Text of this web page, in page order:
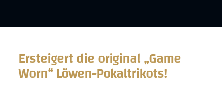
Ersteigert die original „Game
Worn“ Löwen-Pokaltrikots!